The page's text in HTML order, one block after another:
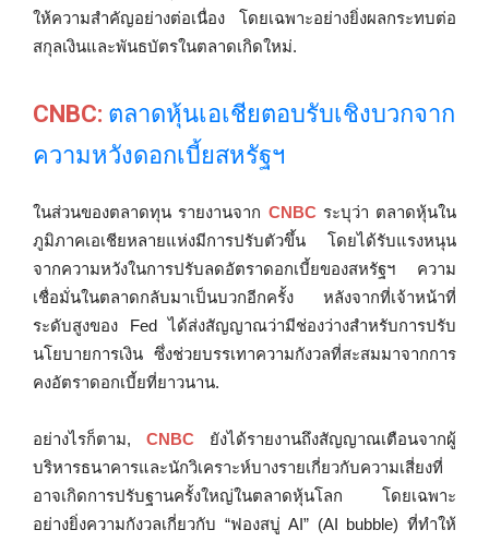
ให้ความสำคัญอย่างต่อเนื่อง โดยเฉพาะอย่างยิ่งผลกระทบต่อ
สกุลเงินและพันธบัตรในตลาดเกิดใหม่.
CNBC: ตลาดหุ้นเอเชียตอบรับเชิงบวกจาก
ความหวังดอกเบี้ยสหรัฐฯ
ในส่วนของตลาดทุน รายงานจาก CNBCระบุว่า ตลาดหุ้นใน
ภูมิภาคเอเชียหลายแห่งมีการปรับตัวขึ้น โดยได้รับแรงหนุน
จากความหวังในการปรับลดอัตราดอกเบี้ยของสหรัฐฯ ความ
เชื่อมั่นในตลาดกลับมาเป็นบวกอีกครั้ง หลังจากที่เจ้าหน้าที่
ระดับสูงของ Fed ได้ส่งสัญญาณว่ามีช่องว่างสำหรับการปรับ
นโยบายการเงิน ซึ่งช่วยบรรเทาความกังวลที่สะสมมาจากการ
คงอัตราดอกเบี้ยที่ยาวนาน.
อย่างไรก็ตาม, CNBC ยังได้รายงานถึงสัญญาณเตือนจากผู้
บริหารธนาคารและนักวิเคราะห์บางรายเกี่ยวกับความเสี่ยงที่
อาจเกิดการปรับฐานครั้งใหญ่ในตลาดหุ้นโลก โดยเฉพาะ
อย่างยิ่งความกังวลเกี่ยวกับ “ฟองสบู่ AI” (AI bubble) ที่ทำให้